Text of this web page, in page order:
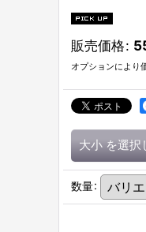
販売価格:
オプションにより
大小 を選択
数量: